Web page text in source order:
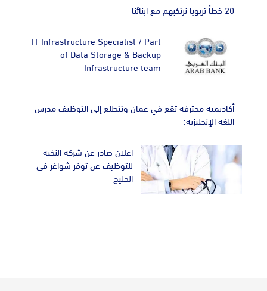
20 خطأ تربويا نرتكبهم مع ابنائنا
IT Infrastructure Specialist / Part
of Data Storage & Backup
Infrastructure team
أكاديمية محترفة تقع في عمان وتتطلع إلى التوظيف مدرس
اللغة الإنجليزية:
اعلان صادر عن شركة النخبة
للتوظيف عن توفر شواغر في
الخليج